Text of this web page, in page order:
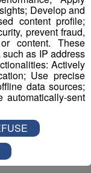
Develop and
content profile;
prevent fraud,
content. These
as IP address
Actively
Use precise
data sources;
automatically-sent